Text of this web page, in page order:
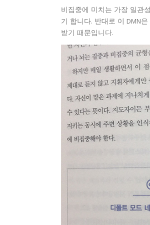
비집중에 미치는 가장 일관
기 합니다. 반대로 이 DMN
받기 때문입니다.